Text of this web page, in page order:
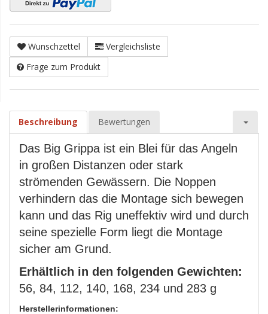
Wunschzettel
Vergleichsliste
Frage zum Produkt
Beschreibung Bewertungen
Das Big Grippa ist ein Blei für das Angeln
in großen Distanzen oder stark
strömenden Gewässern. Die Noppen
verhindern das die Montage sich bewegen
kann und das Rig uneffektiv wird und durch
seine spezielle Form liegt die Montage
sicher am Grund.
Erhältlich in den folgenden Gewichten:
56, 84, 112, 140, 168, 234 und 283 g
Herstellerinformationen: